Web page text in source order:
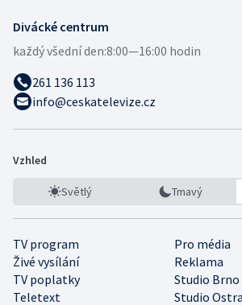
Divácké centrum
každý všední den:8:00—16:00 hodin
261 136 113
info@ceskatelevize.cz
Vzhled
Světlý Tmavý
TV program
Pro média
Živé vysílání
Reklama
TV poplatky
Studio Brno
Teletext
Studio